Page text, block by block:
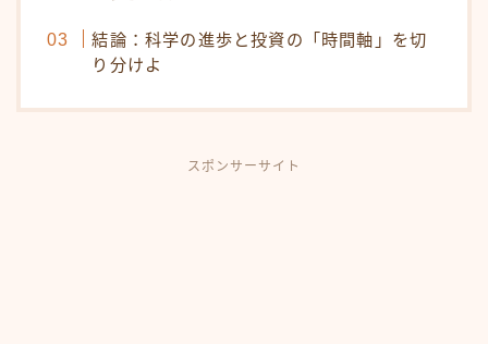
結論：科学の進歩と投資の「時間軸」を切
り分けよ
スポンサーサイト